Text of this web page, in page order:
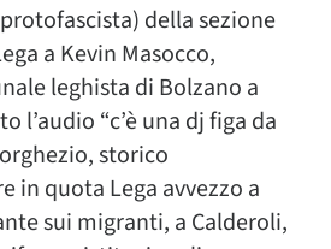
della sezione
a Kevin Masocco,
leghista di Bolzano a
l’audio “c’è una dj figa da
storico
in quota Lega avvezzo a
sui migranti, a Calderoli,